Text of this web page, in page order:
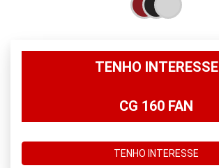
TENHO INTERESSE
CG 160 FAN
TENHO INTERESSE